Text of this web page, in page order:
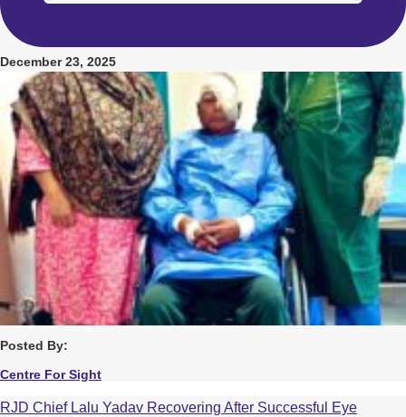
December 23, 2025
Posted By:
Centre For Sight
RJD Chief Lalu Yadav Recovering After Successful Eye